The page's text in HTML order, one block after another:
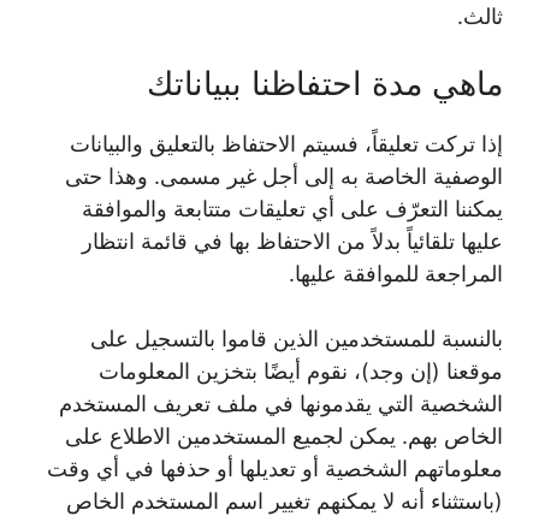
ثالث.
ماهي مدة احتفاظنا ببياناتك
إذا تركت تعليقاً، فسيتم الاحتفاظ بالتعليق والبيانات
الوصفية الخاصة به إلى أجل غير مسمى. وهذا حتى
يمكننا التعرّف على أي تعليقات متتابعة والموافقة
عليها تلقائياً بدلاً من الاحتفاظ بها في قائمة انتظار
المراجعة للموافقة عليها.
بالنسبة للمستخدمين الذين قاموا بالتسجيل على
موقعنا (إن وجد)، نقوم أيضًا بتخزين المعلومات
الشخصية التي يقدمونها في ملف تعريف المستخدم
الخاص بهم. يمكن لجميع المستخدمين الاطلاع على
معلوماتهم الشخصية أو تعديلها أو حذفها في أي وقت
(باستثناء أنه لا يمكنهم تغيير اسم المستخدم الخاص